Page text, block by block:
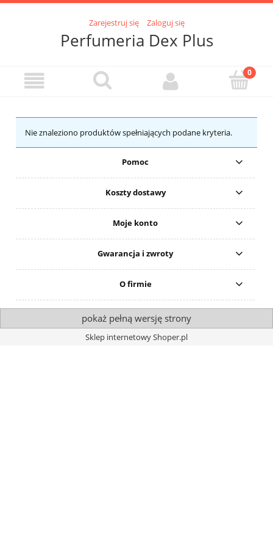
Zarejestruj się Zaloguj się
Perfumeria Dex Plus
Nie znaleziono produktów spełniających podane kryteria.
Pomoc
Koszty dostawy
Moje konto
Gwarancja i zwroty
O firmie
pokaż pełną wersję strony
Sklep internetowy Shoper.pl